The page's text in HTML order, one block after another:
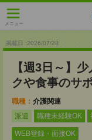
メニュー
掲載日 :2026/07/28
【週3日～】
クや食事のサ
職種： 介護関連
派遣
職種未経験OK
WEB登録・面接OK